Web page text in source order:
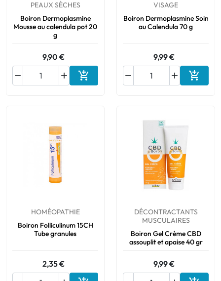
PEAUX SÈCHES
Boiron Dermoplasmine
Mousse au calendula pot 20
g
9,90 €

 Ajouter au panier
VISAGE
Boiron Dermoplasmine Soin
au Calendula 70 g
9,99 €

 
HOMÉOPATHIE
Boiron Folliculinum 15CH
Tube granules
2,35 €
DÉCONTRACTANTS
MUSCULAIRES
Boiron Gel Crème CBD
assouplit et apaise 40 gr
9,99 €